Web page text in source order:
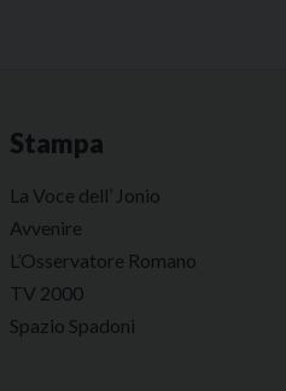
Stampa
La Voce dell’ Jonio
Avvenire
L’Osservatore Romano
TV 2000
Spazio Spadoni